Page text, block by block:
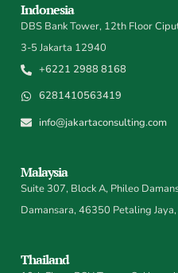
Indonesia
DBS Bank Tower, 12th Floor
3-5 Jakarta 12940
+6221 2988 8168
6281410563419
info@jakartaconsulting.com
Malaysia
Suite 307, Block A, Phileo
Damansara, 46350 Petaling
Thailand